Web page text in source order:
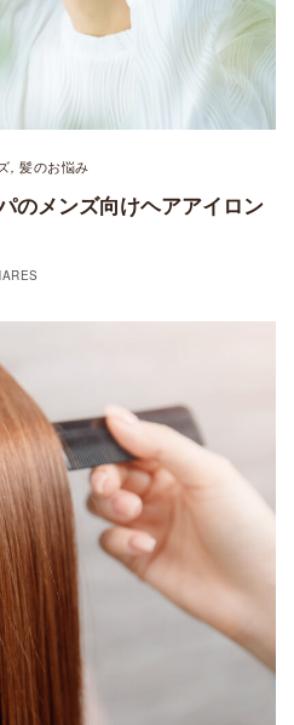
,髪のお悩み
のメンズ向けヘアアイロン